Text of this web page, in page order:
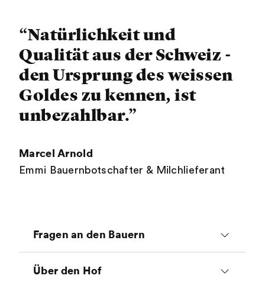
“Natürlichkeit und
Qualität aus der Schweiz -
den Ursprung des weissen
Goldes zu kennen, ist
unbezahlbar.”
Marcel Arnold
Emmi Bauernbotschafter & Milchlieferant
Fragen an den Bauern
Wieso bist du Bauer
Über den Hof